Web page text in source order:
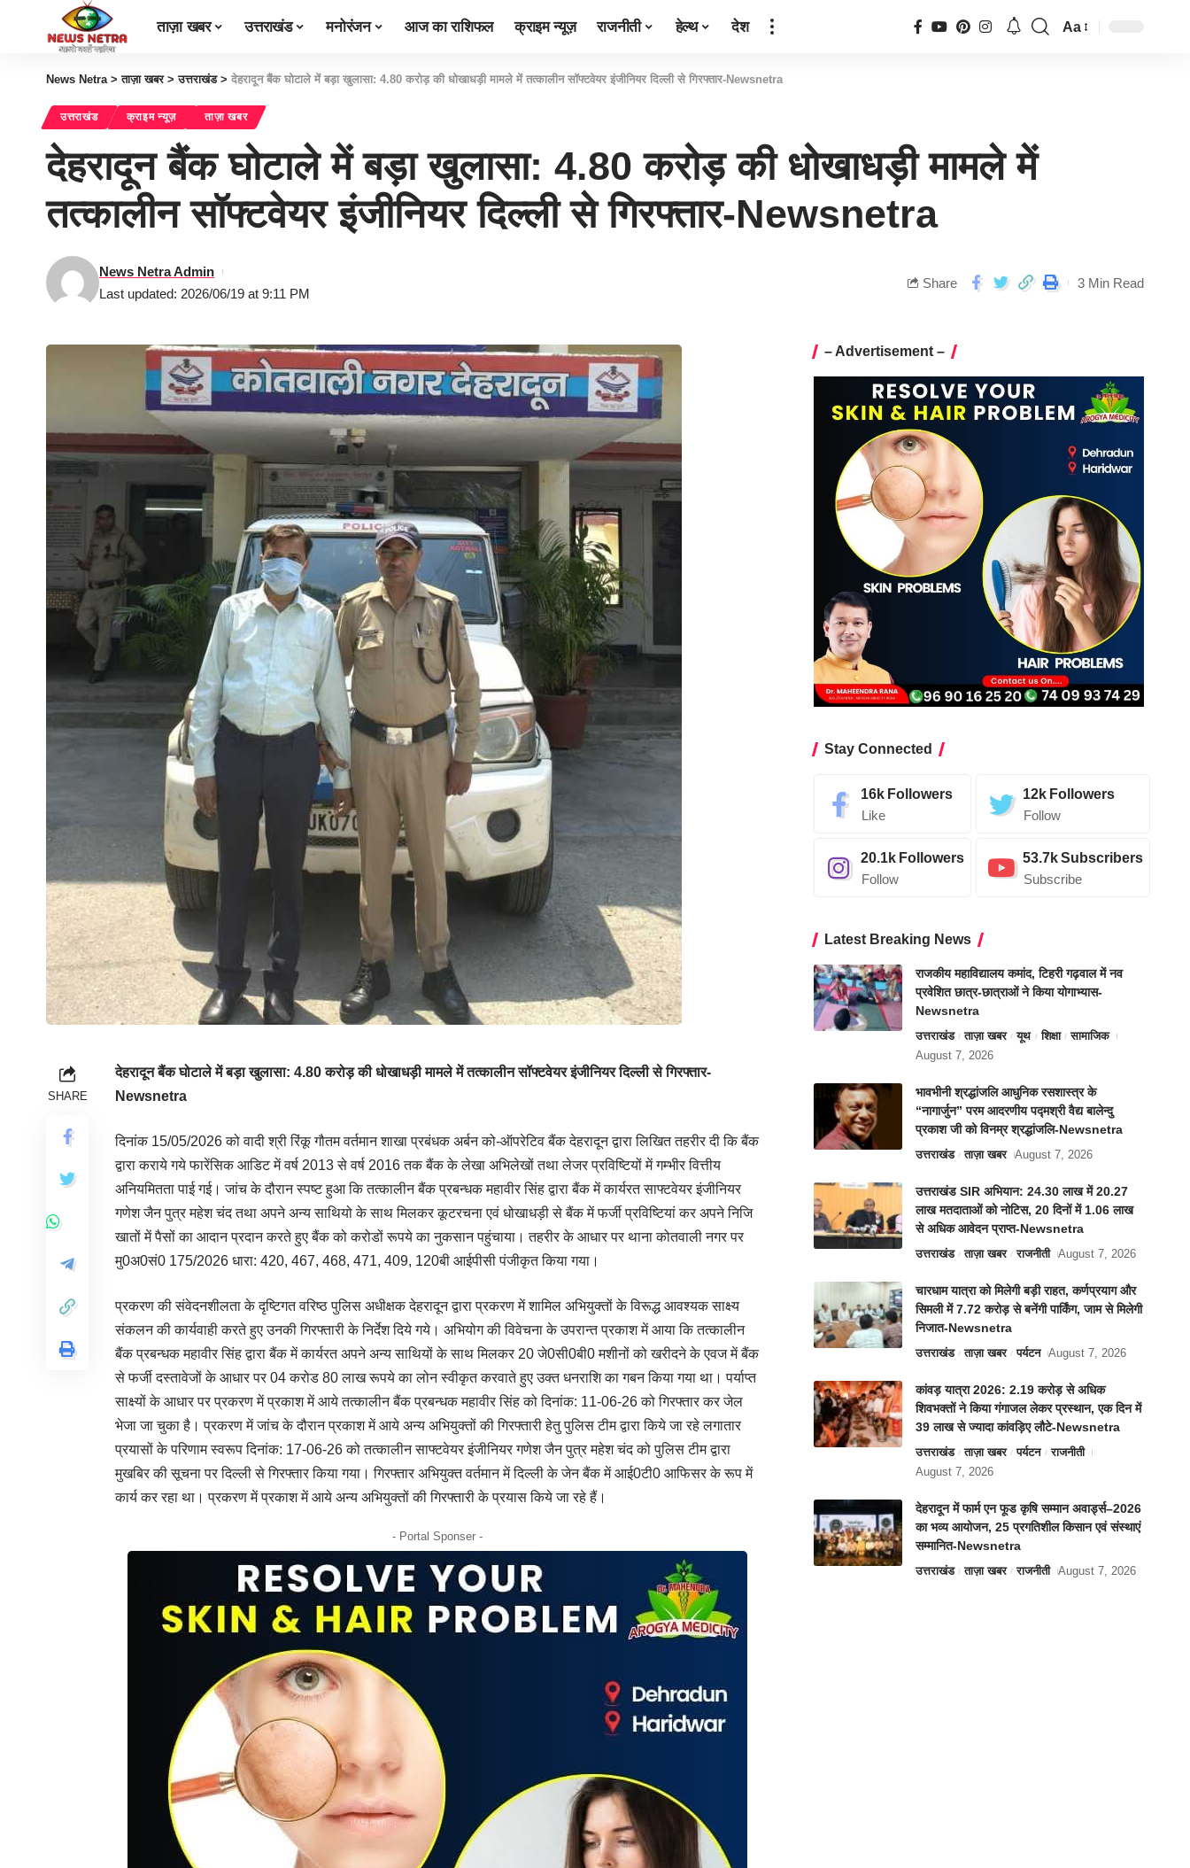
ताज़ा खबर उत्तराखंड मनोरंजन आज का राशिफल क्राइम न्यूज़ राजनीती हेल्थ देश Aa
News Netra>ताज़ा खबर>उत्तराखंड> देहरादून बैंक घोटाले में बड़ा खुलासा: 4.80 करोड़ की धोखाधड़ी मामले में तत्कालीन सॉफ्टवेयर इंजीनियर दिल्ली से गिरफ्तार-Newsnetra
उत्तराखंड क्राइम न्यूज़ ताज़ा खबर
देहरादून बैंक घोटाले में बड़ा खुलासा: 4.80 करोड़ की धोखाधड़ी मामले में
तत्कालीन सॉफ्टवेयर इंजीनियर दिल्ली से गिरफ्तार-Newsnetra
Last updated: 2026/06/19 at 9:11 PM
News Netra Admin
Share 3 Min Read
SHARE
देहरादून बैंक घोटाले में बड़ा खुलासा: 4.80 करोड़ की धोखाधड़ी मामले में तत्कालीन सॉफ्टवेयर इंजीनियर दिल्ली से गिरफ्तार-
Newsnetra
दिनांक 15/05/2026 को वादी श्री रिंकू गौतम वर्तमान शाखा प्रबंधक अर्बन को-ऑपरेटिव बैंक देहरादून द्वारा लिखित तहरीर दी कि बैंक
द्वारा कराये गये फारेंसिक आडिट में वर्ष 2013 से वर्ष 2016 तक बैंक के लेखा अभिलेखों तथा लेजर प्रविष्टियों में गम्भीर वित्तीय
अनियमितता पाई गई। जांच के दौरान स्पष्ट हुआ कि तत्कालीन बैंक प्रबन्धक महावीर सिंह द्वारा बैंक में कार्यरत साफ्टवेयर इंजीनियर
गणेश जैन पुत्र महेश चंद तथा अपने अन्य साथियो के साथ मिलकर कूटरचना एवं धोखाधड़ी से बैंक में फर्जी प्रविष्टियां कर अपने निजि
खातों में पैसों का आदान प्रदान करते हुए बैंक को करोडों रूपये का नुकसान पहुंचाया। तहरीर के आधार पर थाना कोतवाली नगर पर
मु0अ0सं0 175/2026 धारा: 420, 467, 468, 471, 409, 120बी आईपीसी पंजीकृत किया गया।
प्रकरण की संवेदनशीलता के दृष्टिगत वरिष्ठ पुलिस अधीक्षक देहरादून द्वारा प्रकरण में शामिल अभियुक्तों के विरूद्ध आवश्यक साक्ष्य
संकलन की कार्यवाही करते हुए उनकी गिरफ्तारी के निर्देश दिये गये। अभियोग की विवेचना के उपरान्त प्रकाश में आया कि तत्कालीन
बैंक प्रबन्धक महावीर सिंह द्वारा बैंक में कार्यरत अपने अन्य साथियों के साथ मिलकर 20 जे0सी0बी0 मशीनों को खरीदने के एवज में बैंक
से फर्जी दस्तावेजों के आधार पर 04 करोड 80 लाख रूपये का लोन स्वीकृत करवाते हुए उक्त धनराशि का गबन किया गया था। पर्याप्त
साक्ष्यों के आधार पर प्रकरण में प्रकाश में आये तत्कालीन बैंक प्रबन्धक महावीर सिंह को दिनांक: 11-06-26 को गिरफ्तार कर जेल
भेजा जा चुका है। प्रकरण में जांच के दौरान प्रकाश में आये अन्य अभियुक्तों की गिरफ्तारी हेतु पुलिस टीम द्वारा किये जा रहे लगातार
प्रयासों के परिणाम स्वरूप दिनांक: 17-06-26 को तत्कालीन साफ्टवेयर इंजीनियर गणेश जैन पुत्र महेश चंद को पुलिस टीम द्वारा
मुखबिर की सूचना पर दिल्ली से गिरफ्तार किया गया। गिरफ्तार अभियुक्त वर्तमान में दिल्ली के जेन बैंक में आई0टी0 आफिसर के रूप में
कार्य कर रहा था। प्रकरण में प्रकाश में आये अन्य अभियुक्तों की गिरफ्तारी के प्रयास किये जा रहे हैं।
- Portal Sponser -
– Advertisement –
Stay Connected
16k Followers
Like
12k Followers
Follow
20.1k Followers
Follow
53.7kSubscribers
Subscribe
Latest Breaking News
राजकीय महाविद्यालय कमांद, टिहरी गढ़वाल में नव
प्रवेशित छात्र-छात्राओं ने किया योगाभ्यास-
Newsnetra
उत्तराखंड ताज़ा खबर यूथ शिक्षा
सामाजिक
August 7, 2026
भावभीनी श्रद्धांजलि आधुनिक रसशास्त्र के
“नागार्जुन” परम आदरणीय पद्मश्री वैद्य बालेन्दु
प्रकाश जी को विनम्र श्रद्धांजलि-Newsnetra
उत्तराखंड ताज़ा खबर August 7, 2026
उत्तराखंड SIR अभियान: 24.30 लाख में 20.27
लाख मतदाताओं को नोटिस, 20 दिनों में 1.06 लाख
से अधिक आवेदन प्राप्त-Newsnetra
उत्तराखंड ताज़ा खबर राजनीती August 7, 2026
चारधाम यात्रा को मिलेगी बड़ी राहत, कर्णप्रयाग और
सिमली में 7.72 करोड़ से बनेंगी पार्किंग, जाम से मिलेगी
निजात-Newsnetra
उत्तराखंड ताज़ा खबर पर्यटन August 7, 2026
कांवड़ यात्रा 2026: 2.19 करोड़ से अधिक
शिवभक्तों ने किया गंगाजल लेकर प्रस्थान, एक दिन में
39 लाख से ज्यादा कांवड़िए लौटे-Newsnetra
उत्तराखंड ताज़ा खबर पर्यटन
राजनीती
August 7, 2026
देहरादून में फार्म एन फूड कृषि सम्मान अवार्ड्स–2026
का भव्य आयोजन, 25 प्रगतिशील किसान एवं संस्थाएं
सम्मानित-Newsnetra
उत्तराखंड ताज़ा खबर राजनीती August 7, 2026